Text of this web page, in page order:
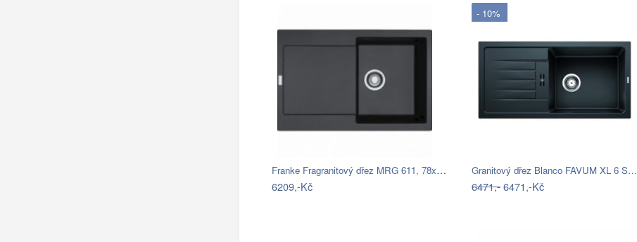
Franke Fragranitový dřez MRG 611, 78x50…
6209,-Kč
- 10%
Granitový dřez Blanco FAVUM XL 6 S…
6471,-6471,-Kč